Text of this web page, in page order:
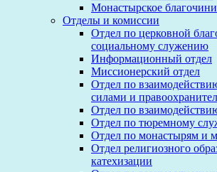
Монастырское
Отделы и комиссии
Отдел по церковной
социальному служению
Информационный отдел
Миссионерский отдел
Отдел по
силами и
Отдел по
Отдел по тюремному
Отдел по монастырям и
Отдел религиозного
катехизации